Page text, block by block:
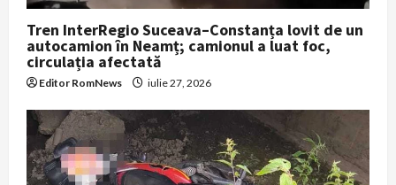
Tren InterRegio Suceava–Constanța lovit de un
autocamion în Neamț; camionul a luat foc,
circulația afectată
Editor RomNews iulie 27, 2026